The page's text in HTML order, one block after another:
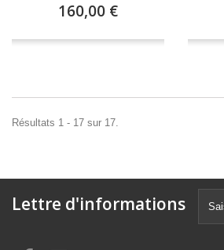
160,00 €
Résultats 1 - 17 sur 17.
Lettre d'informations